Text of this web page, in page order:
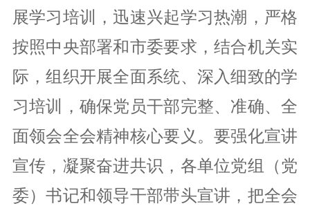
展学习培训，迅速兴起学习热潮，严格
按照中央部署和市委要求，结合机关实
际，组织开展全面系统、深入细致的学
习培训，确保党员干部完整、准确、全
面领会全会精神核心要义。要强化宣讲
宣传，凝聚奋进共识，各单位党组（党
委）书记和领导干部带头宣讲，把全会